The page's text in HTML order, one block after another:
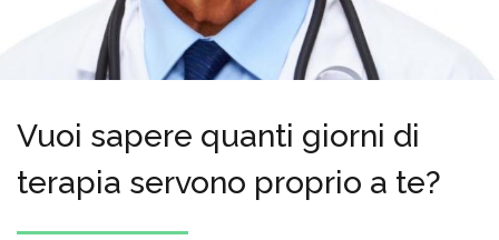
Vuoi sapere quanti giorni di
terapia servono proprio a te?